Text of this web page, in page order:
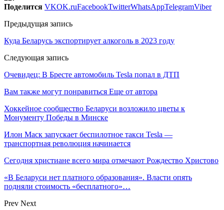
Поделится VKOK.ruFacebookTwitterWhatsAppTelegramViber
Предыдущая запись
Куда Беларусь экспортирует алкоголь в 2023 году
Следующая запись
Очевидец: В Бресте автомобиль Tesla попал в ДТП
Вам также могут понравиться Еще от автора
Хоккейное сообщество Беларуси возложило цветы к
Монументу Победы в Минске
Илон Маск запускает беспилотное такси Tesla —
транспортная революция начинается
Сегодня христиане всего мира отмечают Рождество Христово
«В Беларуси нет платного образования». Власти опять
подняли стоимость «бесплатного»…
Prev Next